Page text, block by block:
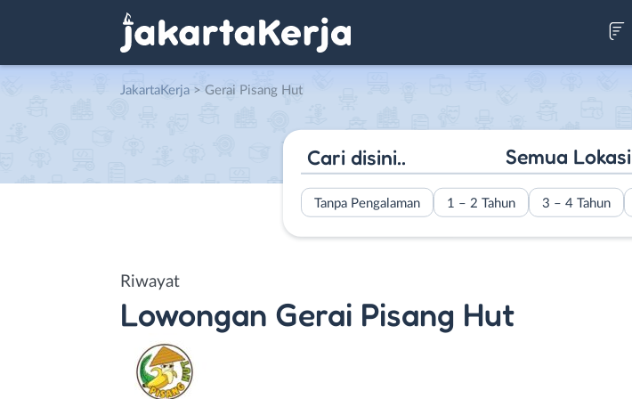
JakartaKerja > Gerai Pisang Hut
Semua Lokasi
Tanpa Pengalaman 1 – 2 Tahun 3 – 4 Tahun
Riwayat
Lowongan Gerai Pisang Hut